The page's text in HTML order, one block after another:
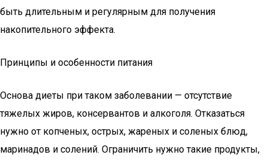
быть длительным и регулярным для получения
накопительного эффекта.
Принципы и особенности питания
Основа диеты при таком заболевании — отсутствие
тяжелых жиров, консервантов и алкоголя. Отказаться
нужно от копченых, острых, жареных и соленых блюд,
маринадов и солений. Ограничить нужно такие продукты,